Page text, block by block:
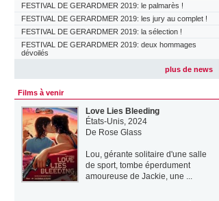
FESTIVAL DE GERARDMER 2019: le palmarès !
FESTIVAL DE GERARDMER 2019: les jury au complet !
FESTIVAL DE GERARDMER 2019: la sélection !
FESTIVAL DE GERARDMER 2019: deux hommages
dévoilés
plus de news
Films à venir
Love Lies Bleeding
États-Unis, 2024
De Rose Glass
Lou, gérante solitaire d'une salle
de sport, tombe éperdument
amoureuse de Jackie, une ...